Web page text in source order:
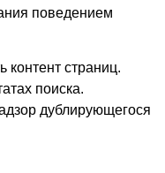
поведением
страниц.
поиска.
дублирующегося